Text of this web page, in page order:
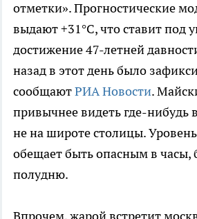
отметки». Прогностические
выдают +31°C, что ставит под
достижение 47-летней
назад в этот день было
сообщаютРИА Новости.
привычнее видеть где-нибудь
не на широте столицы.
обещает быть опасным в часы,
полудню.
Впрочем, жарой встретит